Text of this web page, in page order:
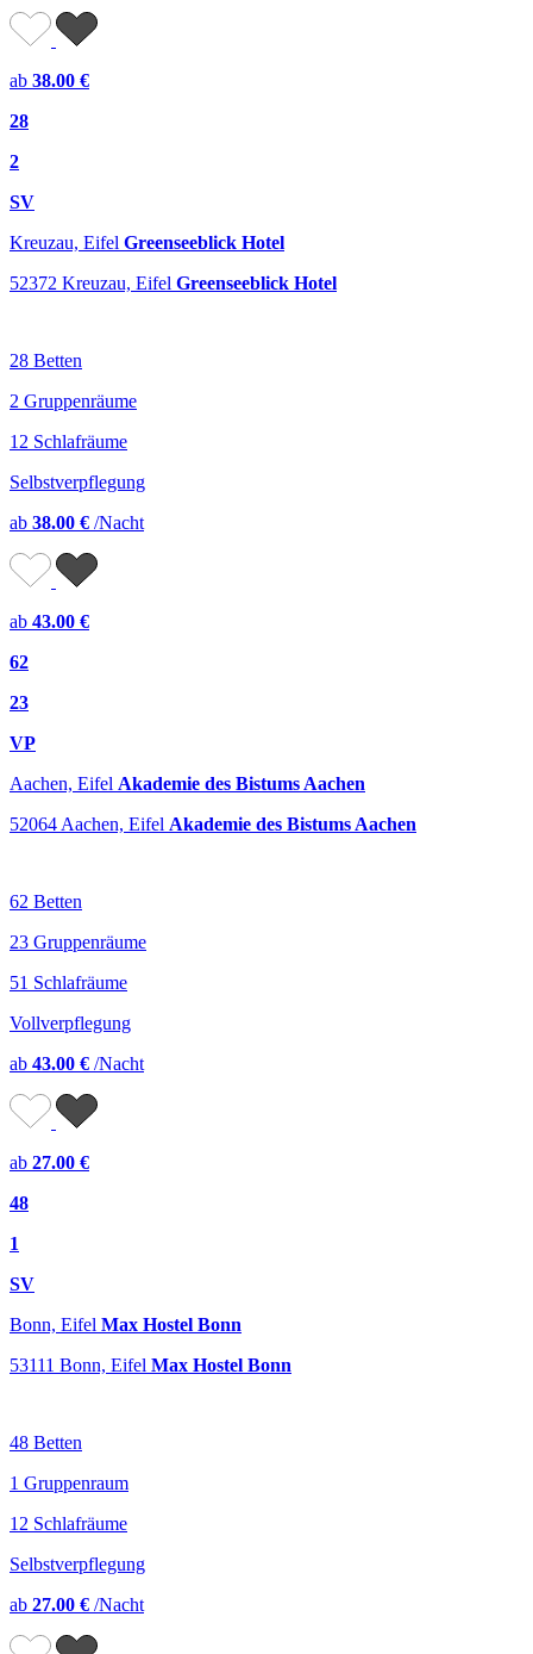
ab 38.00 €
28
2
SV
Kreuzau, Eifel Greenseeblick Hotel
52372 Kreuzau, Eifel Greenseeblick Hotel
28 Betten
2 Gruppenräume
12 Schlafräume
Selbstverpflegung
ab 38.00 € /Nacht
ab 43.00 €
62
23
VP
Aachen, Eifel Akademie des Bistums Aachen
52064 Aachen, Eifel Akademie des Bistums Aachen
62 Betten
23 Gruppenräume
51 Schlafräume
Vollverpflegung
ab 43.00 € /Nacht
ab 27.00 €
48
1
SV
Bonn, Eifel Max Hostel Bonn
53111 Bonn, Eifel Max Hostel Bonn
48 Betten
1 Gruppenraum
12 Schlafräume
Selbstverpflegung
ab 27.00 € /Nacht